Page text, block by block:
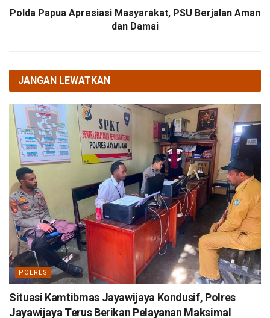
Polda Papua Apresiasi Masyarakat, PSU Berjalan Aman
dan Damai
JANGAN LEWATKAN
POLRES
Situasi Kamtibmas Jayawijaya Kondusif, Polres
Jayawijaya Terus Berikan Pelayanan Maksimal